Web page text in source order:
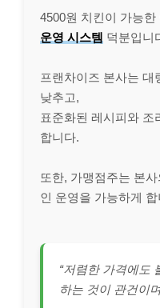
4500원 치킨이 가능한
운영 시스템 덕분입니
프랜차이즈 본사는 대
낮추고,
표준화된 레시피와
합니다.
또한, 가맹점주는 본
인 운영을 가능하게 합
“저렴한 가격에도
하는 것이 관건이